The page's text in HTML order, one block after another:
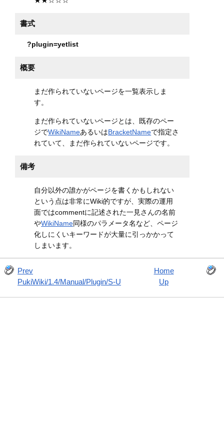
書式
?plugin=yetlist
概要
まだ作られていないページを一覧表示しま
す。
まだ作られていないページとは、既存のペー
ジでWikiNameあるいはBracketNameで指定さ
れていて、まだ作られていないページです。
備考
自分以外の誰かがページを書くかもしれない
という点は非常にWiki的ですが、実際の運用
面ではcommentに記述された一見さんの名前
やWikiName同様のパラメータ名など、ページ
化しにくいキーワードが大量に引っかかって
しまいます。
Prev
PukiWiki/1.4/Manual/Plugin/S-U
Home
Up